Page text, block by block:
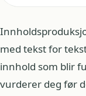
med tekst for
innhold som blir
vurderer deg før